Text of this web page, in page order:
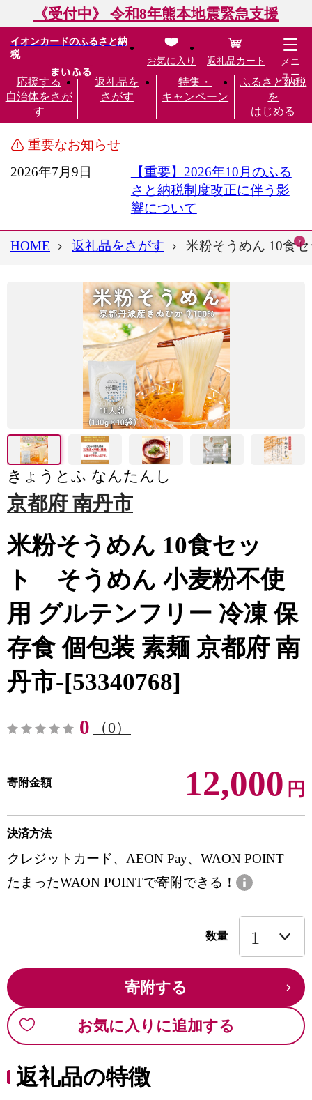
《受付中》 令和8年熊本地震緊急支援
イオンカードのふるさと納
税
応援する
自治体をさが
す
返礼品を
さがす
特集・
キャンペーン
ふるさと納税
を
はじめる
お気に入り 返礼品カート
メニ
ュー
重要なお知らせ
2026年7月9日
【重要】2026年10月のふる
さと納税制度改正に伴う影
響について
HOME 返礼品をさがす 米粉そうめん 10食
きょうとふ なんたんし
京都府 南丹市
米粉そうめん 10食セッ
ト そうめん 小麦粉不使
用 グルテンフリー 冷凍 保
存食 個包装 素麺 京都府 南
丹市-[53340768]
0 （0）
寄附金額 12,000 円
決済方法
クレジットカード、AEON Pay、WAON POINT
たまったWAON POINTで寄附できる！
数量
寄附する
お気に入りに追加する
返礼品の特徴